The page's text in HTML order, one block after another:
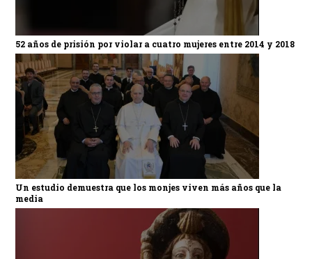
52 años de prisión por violar a cuatro mujeres entre 2014 y 2018
Un estudio demuestra que los monjes viven más años que la
media